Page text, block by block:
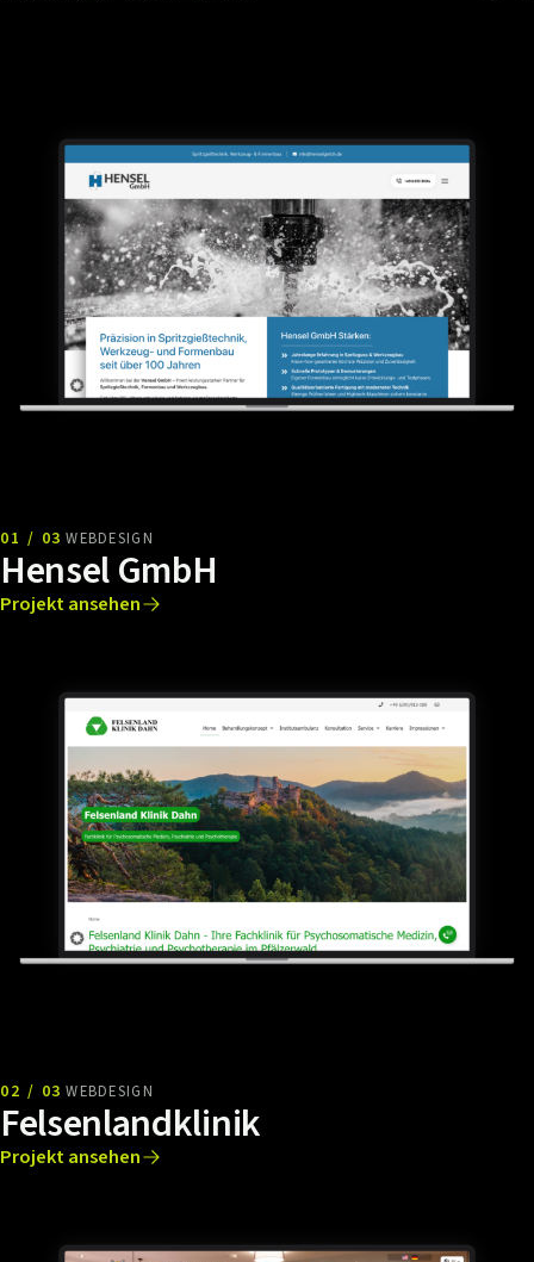
01 / 03 WEBDESIGN
Hensel GmbH
Projekt ansehen
02 / 03 WEBDESIGN
Felsenlandklinik
Projekt ansehen